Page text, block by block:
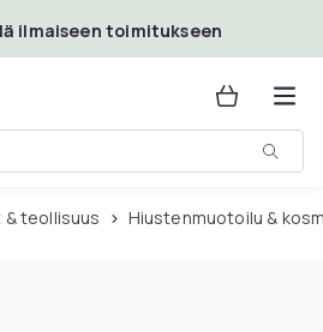
ilmaiseen toimitukseen
& teollisuus Hiustenmuotoilu &